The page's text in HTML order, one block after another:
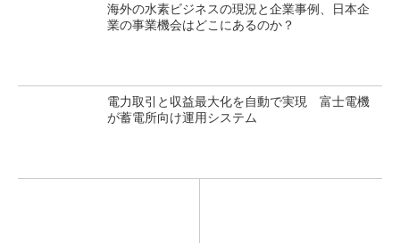
海外の水素ビジネスの現況と企業事例、日本企
業の事業機会はどこにあるのか？
電力取引と収益最大化を自動で実現 富士電機
が蓄電所向け運用システム